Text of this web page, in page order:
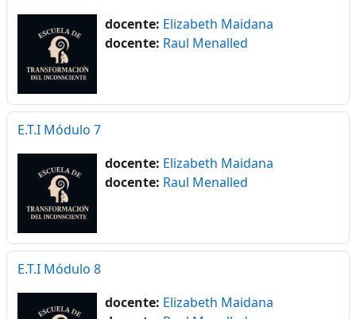
docente: Elizabeth Maidana
docente: Raul Menalled
E.T.I Módulo 7
docente: Elizabeth Maidana
docente: Raul Menalled
E.T.I Módulo 8
docente: Elizabeth Maidana